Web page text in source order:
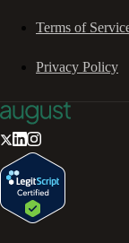
Terms of
Privacy Policy